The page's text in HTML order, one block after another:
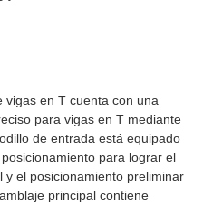
vigas en T cuenta con una
para vigas en T mediante
de entrada está equipado
para lograr el
el posicionamiento preliminar
principal contiene